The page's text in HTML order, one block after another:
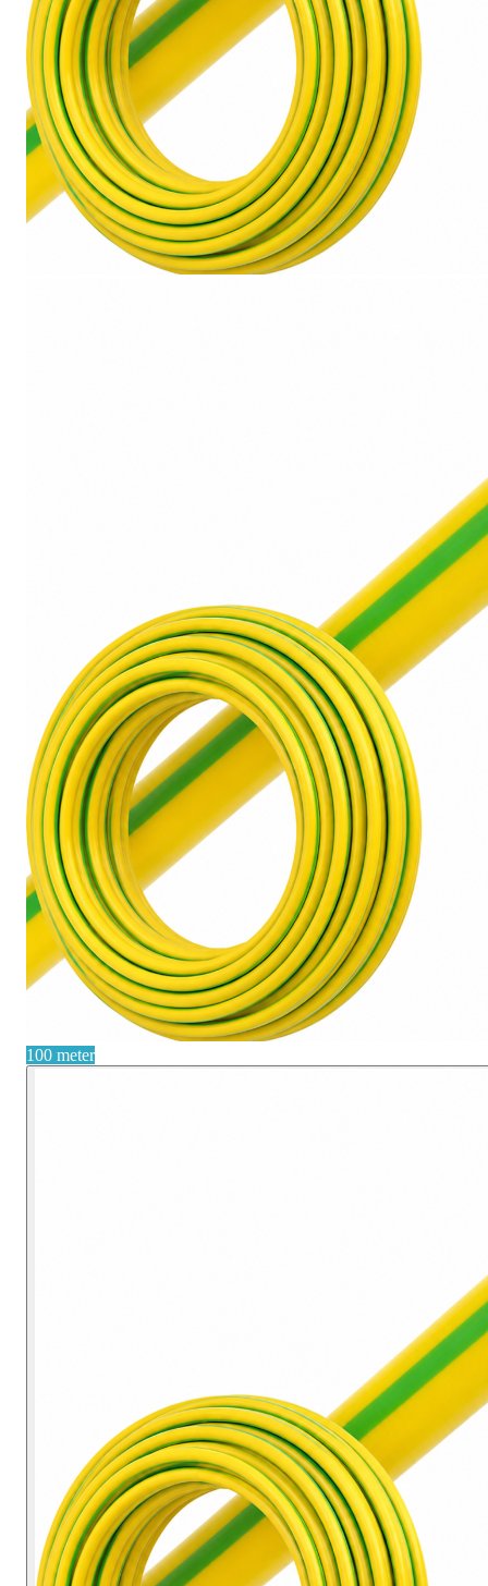
100 meter